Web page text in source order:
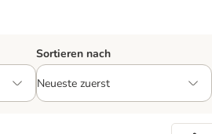
Sortieren nach